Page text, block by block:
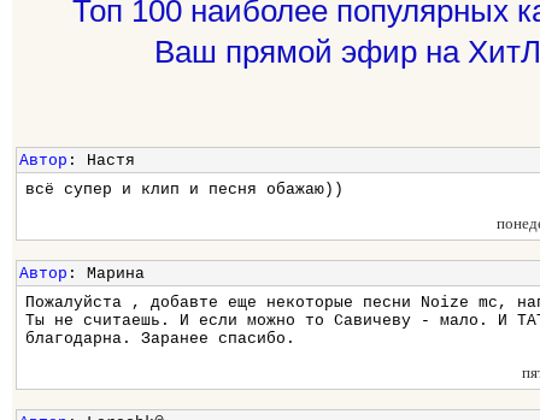
Топ 100 наиболее популярных
Ваш прямой эфир на
Автор : Настя
всё супер и клип и песня обажаю))
Автор : Марина
Пожалуйста , добавте еще некоторые песни Noize mc,
Ты не считаешь. И если можно то Савичеву - мало. И
благодарна. Заранее спасибо.